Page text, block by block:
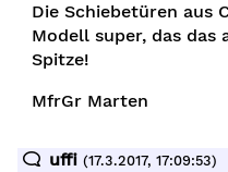
Die Schiebetüren aus
Modell super, das das
Spitze!
MfrGr Marten
uffi (17.3.2017, 17:09:53)